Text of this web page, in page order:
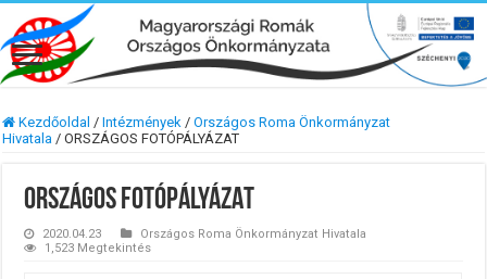
Kezdőoldal / Intézmények / Országos Roma Önkormányzat
Hivatala / ORSZÁGOS FOTÓPÁLYÁZAT
ORSZÁGOS FOTÓPÁLYÁZAT
2020.04.23
Országos Roma Önkormányzat Hivatala
1,523 Megtekintés